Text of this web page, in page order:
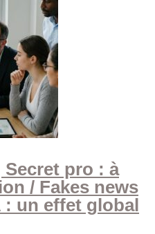
Secret pro : à
/ Fakes news
un effet global